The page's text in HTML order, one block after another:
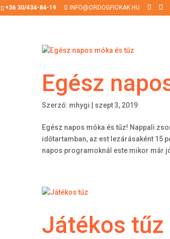
+36 30/434-84-19 INFO@ORDOGFIOKAK.HU
Egész
Szerző: mhygi szept 3, 2019
Egész napos móka és tűz! Nappali
időtartamban, az est lezárásaként 15
napos programoknál este mikor már
Játékos tűz